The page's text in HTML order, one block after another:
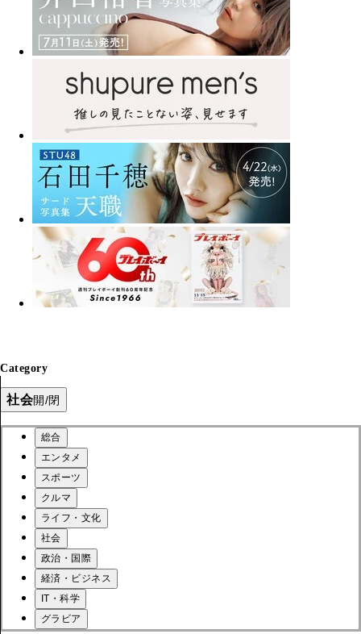
Category
社会開/閉
総合
エンタメ
スポーツ
クルマ
ライフ・文化
社会
政治・国際
経済・ビジネス
IT・科学
グラビア